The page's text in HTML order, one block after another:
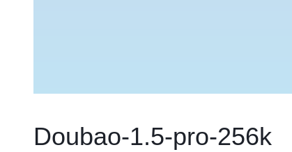
Doubao-1.5-pro-256k